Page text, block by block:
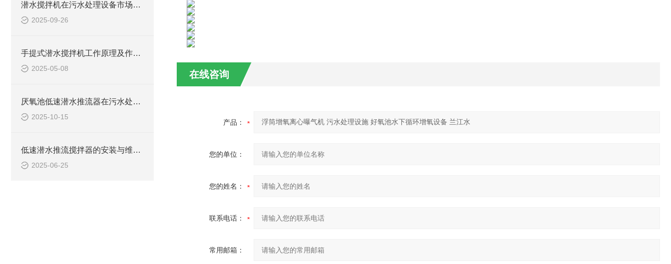
潜水搅拌机在污水处理设备市场的发展及产品优势
2025-09-26
手提式潜水搅拌机工作原理及作用特点、安装图、CAD结构图
2025-05-08
厌氧池低速潜水推流器在污水处理中的作用
2025-10-15
低速潜水推流搅拌器的安装与维护技巧
2025-06-25
在线咨询
产品：
您的单位：
您的姓名：
联系电话：
常用邮箱：